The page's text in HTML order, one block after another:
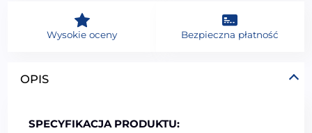
OPIS
SPECYFIKACJA PRODUKTU:
Wysokie oceny Bezpieczna płatność